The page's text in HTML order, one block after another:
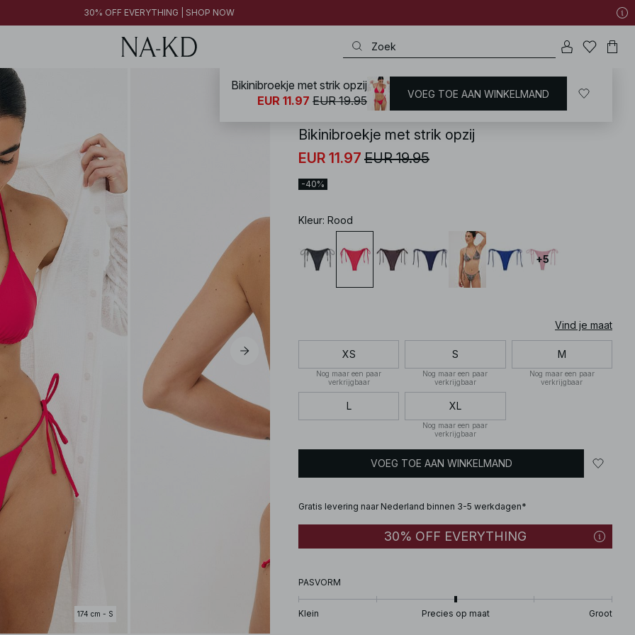
30% OFF EVERYTHING | SHOP NOW
174 cm - S
NA-KD / Zwemkleding Bikini's / Bikinibroekjes / Brazilian Bikinis
Bikinibroekje met strik opzij
EUR 11.97 EUR 19.95
-40%
Kleur: Rood
+5
Vind je maat
XS
Nog maar een paar
verkrijgbaar
S
Nog maar een paar
verkrijgbaar
M
Nog maar een paar
verkrijgbaar
L XL
Nog maar een paar
verkrijgbaar
VOEG TOE AAN WINKELMAND
Gratis levering naar Nederland binnen 3-5 werkdagen*
30% OFF EVERYTHING
PASVORM
Klein Precies op maat Groot
Bikinibroekje met strik opzij
EUR 11.97 EUR 19.95 VOEG TOE AAN WINKELMAND